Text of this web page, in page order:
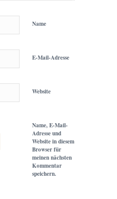
Name
E-Mail-Adresse
Website
Name, E-Mail-
Adresse und
Website in diesem
Browser für
meinen nächsten
Kommentar
speichern.